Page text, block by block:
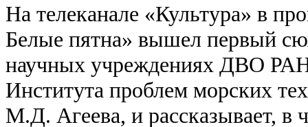
На телеканале «Культура» в
Белые пятна» вышел первый
научных учреждениях ДВО
Института проблем морских
М.Д. Агеева, и рассказывает, в